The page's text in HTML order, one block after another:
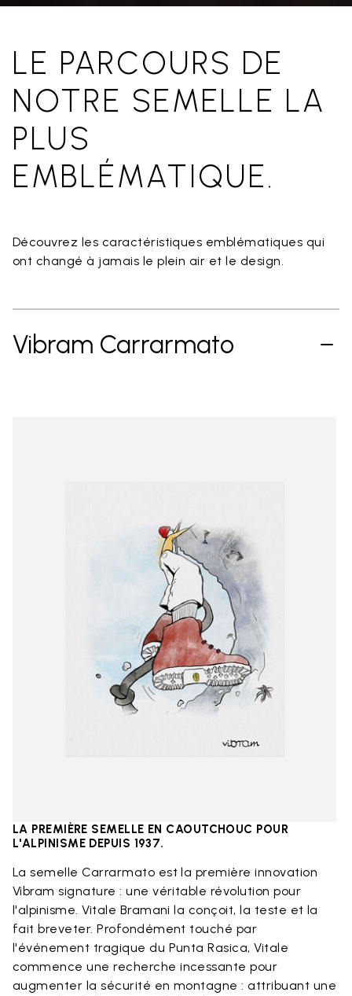
LE PARCOURS DE
NOTRE SEMELLE LA
PLUS
EMBLÉMATIQUE.
Découvrez les caractéristiques emblématiques qui
ont changé à jamais le plein air et le design.
Vibram Carrarmato
LA PREMIÈRE SEMELLE EN CAOUTCHOUC POUR
L'ALPINISME DEPUIS 1937.​
La semelle Carrarmato est la première innovation
Vibram signature : une véritable révolution pour
l'alpinisme. Vitale Bramani la conçoit, la teste et la
fait breveter. Profondément touché par
l'événement tragique du Punta Rasica, Vitale
commence une recherche incessante pour
augmenter la sécurité en montagne : attribuant une